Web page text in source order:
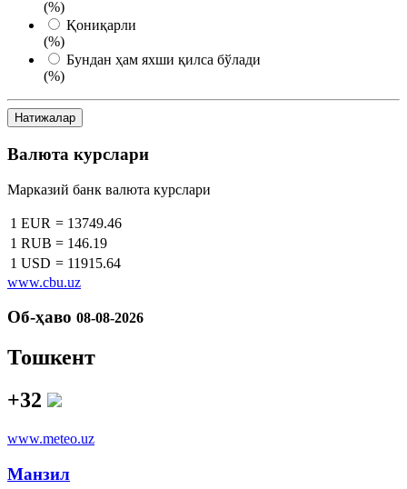
(%)
Қониқарли
(%)
Бундан ҳам яхши қилса бўлади
(%)
Натижалар
Валюта курслари
Марказий банк валюта курслари
1 EUR = 13749.46
1 RUB = 146.19
1 USD = 11915.64
www.cbu.uz
Об-ҳаво 08-08-2026
Тошкент
+32
www.meteo.uz
Манзил